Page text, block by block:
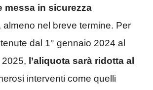
messa in sicurezza
almeno nel breve termine. Per
dal 1° gennaio 2024 al
l’aliquota sarà ridotta al
interventi come quelli